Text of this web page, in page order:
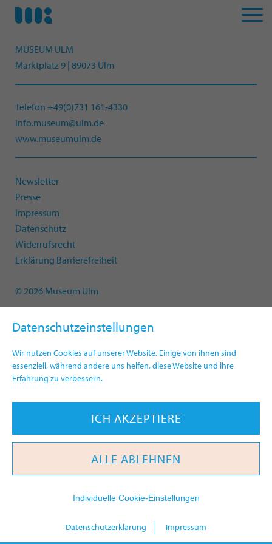
Datenschutzeinstellungen
Wir nutzen Cookies auf unserer Website. Einige von ihnen sind
essenziell, während andere uns helfen, diese Website und ihre
Erfahrung zu verbessern.
ICH AKZEPTIERE
ALLE ABLEHNEN
Individuelle Cookie-Einstellungen
Datenschutzerklärung Impressum
MUSEUM ULM
Marktplatz 9 | 89073 Ulm
Telefon +49(0)731 161-4330
info.museum@ulm.de
www.museumulm.de
Newsletter
Presse
Impressum
Datenschutz
Widerrufsrecht
Erklärung Barrierefreiheit
© 2026 Museum Ulm